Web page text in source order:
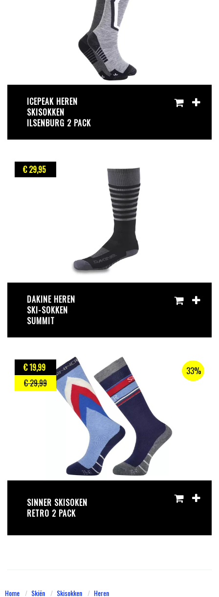
ICEPEAK HEREN
SKISOKKEN
ILSENBURG 2 PACK
€ 29,95
DAKINE HEREN
SKI-SOKKEN
SUMMIT
€ 19,99
€ 29,99
33%
SINNER SKISOKEN
RETRO 2 PACK
Home Skiën Skisokken Heren